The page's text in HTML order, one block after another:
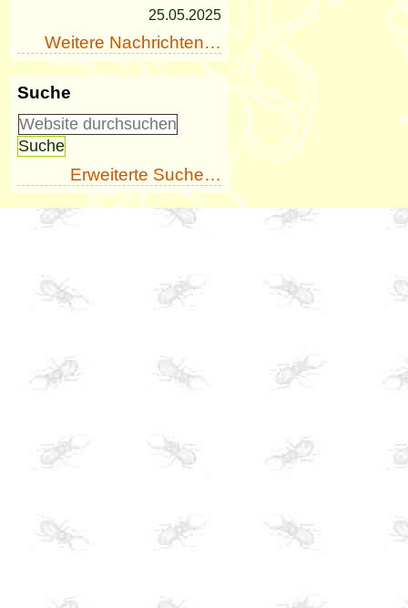
25.05.2025
Weitere Nachrichten…
Suche
Erweiterte Suche…